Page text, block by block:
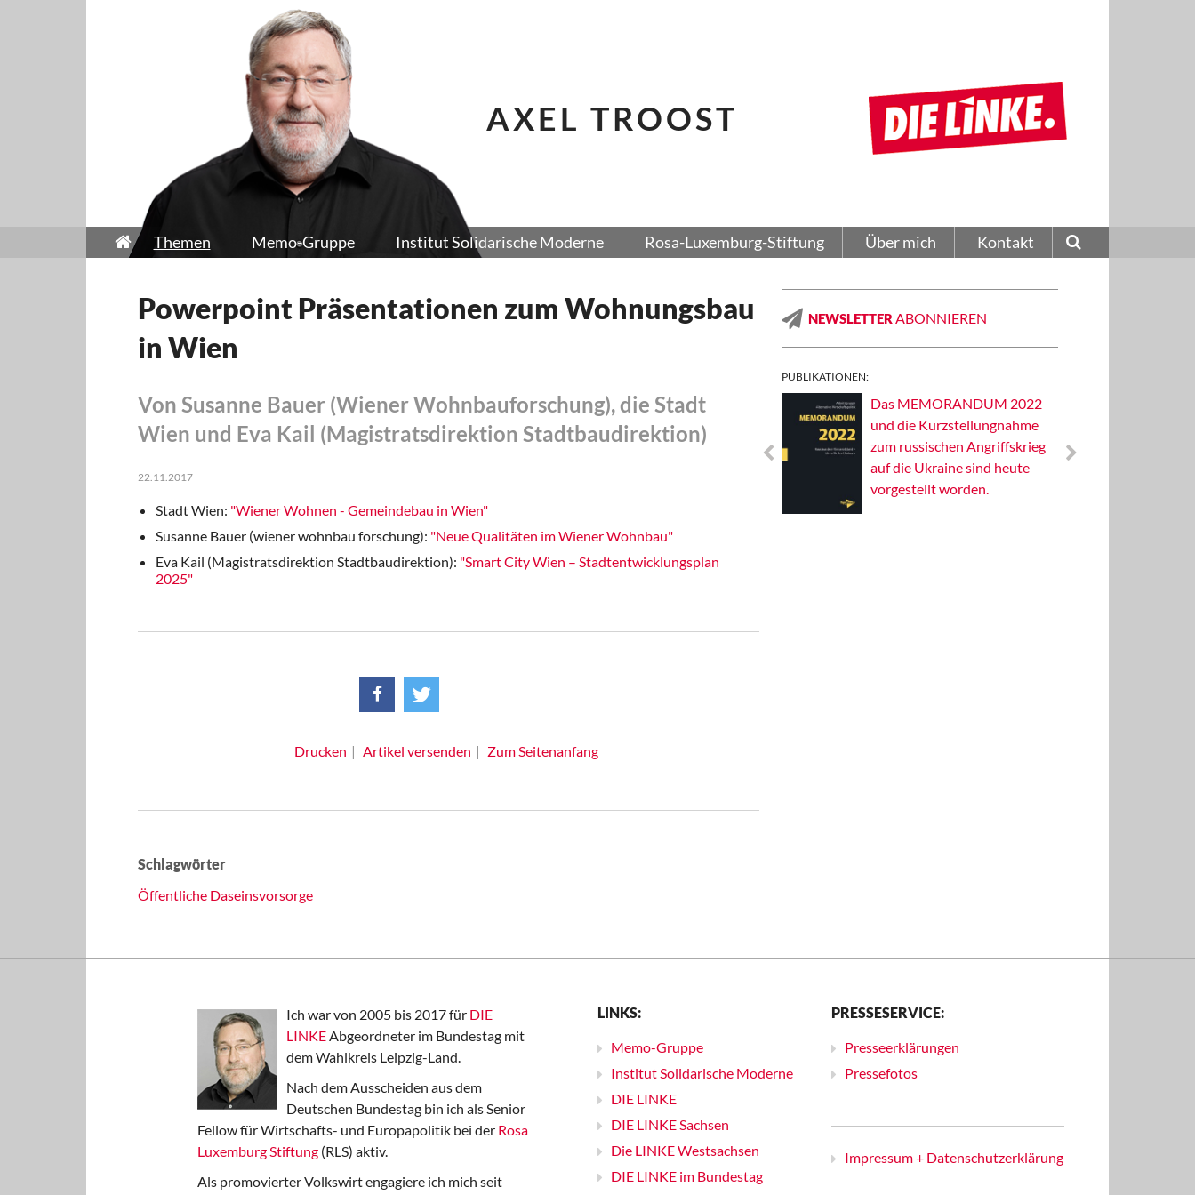
AXEL TROOST
Themen Memo-Gruppe Institut Solidarische Moderne Rosa-Luxemburg-Stiftung Über mich Kontakt
Powerpoint Präsentationen zum Wohnungsbau
in Wien
Von Susanne Bauer (Wiener Wohnbauforschung), die Stadt
Wien und Eva Kail (Magistratsdirektion Stadtbaudirektion)
22.11.2017
Stadt Wien: "Wiener Wohnen - Gemeindebau in Wien"
Susanne Bauer (wiener wohnbau forschung): "Neue Qualitäten im Wiener Wohnbau"
Eva Kail (Magistratsdirektion Stadtbaudirektion): "Smart City Wien – Stadtentwicklungsplan
2025"
Drucken Artikel versenden Zum Seitenanfang
Schlagwörter
Öffentliche Daseinsvorsorge
NEWSLETTER ABONNIEREN
PUBLIKATIONEN:
Solidarisches EUropa -
Mosaiklinke Perspektiven
Das MEMORANDUM 2022
und die Kurzstellungnahme
zum russischen Angriffskrieg
auf die Ukraine sind heute
vorgestellt worden.
Ich war von 2005 bis 2017 für DIE
LINKEAbgeordneter im Bundestag mit
dem Wahlkreis Leipzig-Land.
Nach dem Ausscheiden aus dem
Deutschen Bundestag bin ich als Senior
Fellow für Wirtschafts- und Europapolitik bei der Rosa
Luxemburg Stiftung (RLS) aktiv.
Als promovierter Volkswirt engagiere ich mich seit
LINKS:
Memo-Gruppe
Institut Solidarische Moderne
DIE LINKE
DIE LINKE Sachsen
Die LINKE Westsachsen
DIE LINKE im Bundestag
PRESSESERVICE:
Presseerklärungen
Pressefotos
Impressum + Datenschutzerklärung